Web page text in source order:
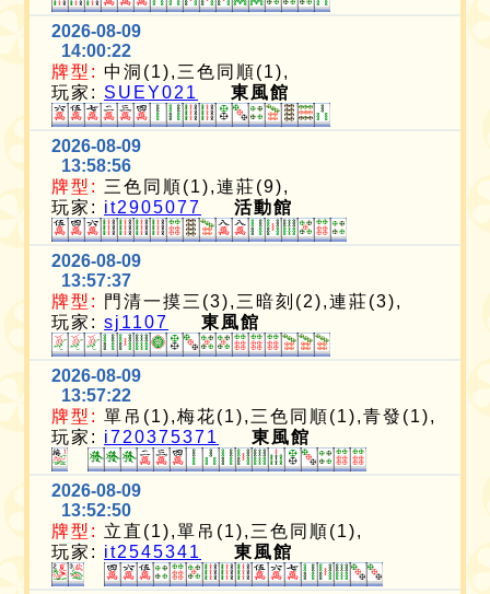
2026-08-09
14:00:22
牌型: 中洞(1),三色同順(1),
玩家: SUEY021 東風館
2026-08-09
13:58:56
牌型: 三色同順(1),連莊(9),
玩家: it2905077 活動館
2026-08-09
13:57:37
牌型:
門清一摸三(3),三暗刻(2),連莊(3),
玩家:sj1107 東風館
2026-08-09
13:57:22
牌型: 單吊(1),梅花(1),三色同順(1),青發(1),
玩家: i720375371 東風館
2026-08-09
13:52:50
牌型: 立直(1),單吊(1),三色同順(1),
玩家: it2545341 東風館